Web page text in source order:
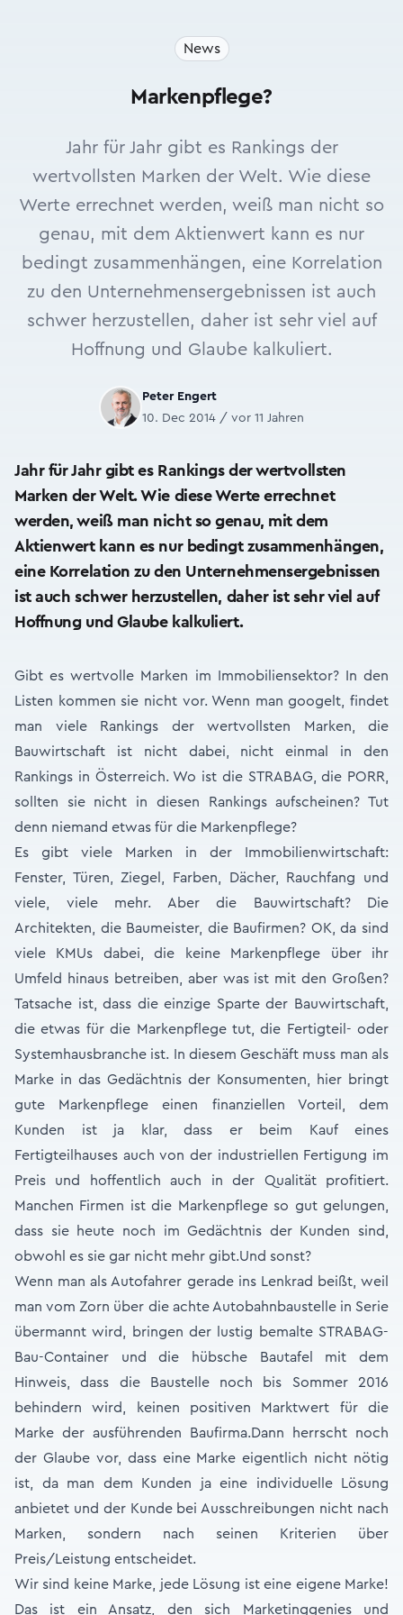
News
Markenpflege?
Jahr für Jahr gibt es Rankings der
wertvollsten Marken der Welt. Wie diese
Werte errechnet werden, weiß man nicht so
genau, mit dem Aktienwert kann es nur
bedingt zusammenhängen, eine Korrelation
zu den Unternehmensergebnissen ist auch
schwer herzustellen, daher ist sehr viel auf
Hoffnung und Glaube kalkuliert.
Peter Engert
10. Dec 2014 / vor 11 Jahren
Jahr für Jahr gibt es Rankings der wertvollsten
Marken der Welt. Wie diese Werte errechnet
werden, weiß man nicht so genau, mit dem
Aktienwert kann es nur bedingt zusammenhängen,
eine Korrelation zu den Unternehmensergebnissen
ist auch schwer herzustellen, daher ist sehr viel auf
Hoffnung und Glaube kalkuliert.
Gibt es wertvolle Marken im Immobiliensektor? In den
Listen kommen sie nicht vor. Wenn man googelt, findet
man viele Rankings der wertvollsten Marken, die
Bauwirtschaft ist nicht dabei, nicht einmal in den
Rankings in Österreich. Wo ist die STRABAG, die PORR,
sollten sie nicht in diesen Rankings aufscheinen? Tut
denn niemand etwas für die Markenpflege?
Es gibt viele Marken in der Immobilienwirtschaft:
Fenster, Türen, Ziegel, Farben, Dächer, Rauchfang und
viele, viele mehr. Aber die Bauwirtschaft? Die
Architekten, die Baumeister, die Baufirmen? OK, da sind
viele KMUs dabei, die keine Markenpflege über ihr
Umfeld hinaus betreiben, aber was ist mit den Großen?
Tatsache ist, dass die einzige Sparte der Bauwirtschaft,
die etwas für die Markenpflege tut, die Fertigteil- oder
Systemhausbranche ist. In diesem Geschäft muss man als
Marke in das Gedächtnis der Konsumenten, hier bringt
gute Markenpflege einen finanziellen Vorteil, dem
Kunden ist ja klar, dass er beim Kauf eines
Fertigteilhauses auch von der industriellen Fertigung im
Preis und hoffentlich auch in der Qualität profitiert.
Manchen Firmen ist die Markenpflege so gut gelungen,
dass sie heute noch im Gedächtnis der Kunden sind,
obwohl es sie gar nicht mehr gibt.Und sonst?
Wenn man als Autofahrer gerade ins Lenkrad beißt, weil
man vom Zorn über die achte Autobahnbaustelle in Serie
übermannt wird, bringen der lustig bemalte STRABAG-
Bau-Container und die hübsche Bautafel mit dem
Hinweis, dass die Baustelle noch bis Sommer 2016
behindern wird, keinen positiven Marktwert für die
Marke der ausführenden Baufirma.Dann herrscht noch
der Glaube vor, dass eine Marke eigentlich nicht nötig
ist, da man dem Kunden ja eine individuelle Lösung
anbietet und der Kunde bei Ausschreibungen nicht nach
Marken, sondern nach seinen Kriterien über
Preis/Leistung entscheidet.
Wir sind keine Marke, jede Lösung ist eine eigene Marke!
Das ist ein Ansatz, den sich Marketinggenies und